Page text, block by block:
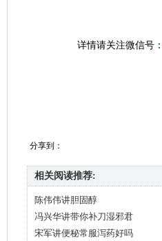
详情请关注微信号：
分享到：
相关阅读推荐:
陈伟伟讲胆固醇
冯兴华讲带你补刀湿邪君
宋军讲便秘常服泻药好吗